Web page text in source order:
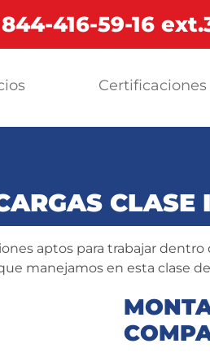
844-416-59-16
Certificaciones
CLASE
aptos para trabajar
manejamos en esta clase